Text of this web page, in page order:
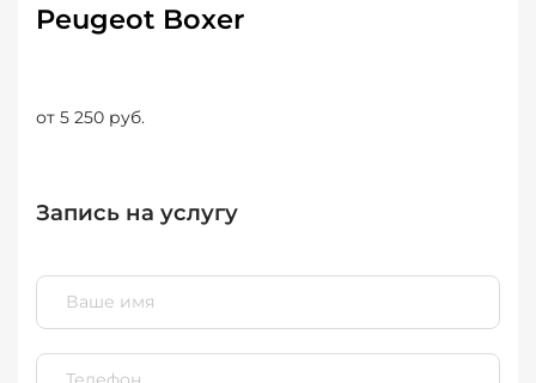
Peugeot Boxer
от 5 250 руб.
Запись на услугу